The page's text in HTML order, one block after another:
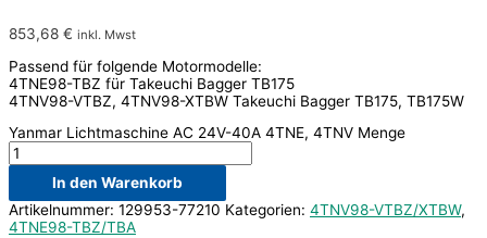
853,68 € inkl. Mwst
Passend für folgende Motormodelle:
4TNE98-TBZ für Takeuchi Bagger TB175
4TNV98-VTBZ, 4TNV98-XTBW Takeuchi Bagger TB175, TB175W
Yanmar Lichtmaschine AC 24V-40A 4TNE, 4TNV Menge
In den Warenkorb
Artikelnummer: 129953-77210 Kategorien: 4TNV98-VTBZ/XTBW,
4TNE98-TBZ/TBA